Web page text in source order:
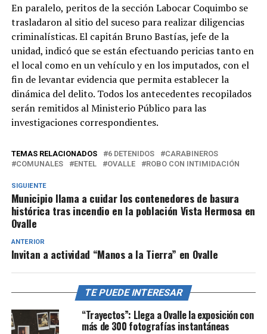
En paralelo, peritos de la sección Labocar Coquimbo se
trasladaron al sitio del suceso para realizar diligencias
criminalísticas. El capitán Bruno Bastías, jefe de la
unidad, indicó que se están efectuando pericias tanto en
el local como en un vehículo y en los imputados, con el
fin de levantar evidencia que permita establecer la
dinámica del delito. Todos los antecedentes recopilados
serán remitidos al Ministerio Público para las
investigaciones correspondientes.
TEMAS RELACIONADOS 6 DETENIDOS
CARABINEROS
COMUNALES
ENTEL OVALLE ROBO CON INTIMIDACIÓN
SIGUIENTE
Municipio llama a cuidar los contenedores de basura
histórica tras incendio en la población Vista Hermosa en
Ovalle
ANTERIOR
Invitan a actividad “Manos a la Tierra” en Ovalle
TE PUEDE INTERESAR
“Trayectos”: Llega a Ovalle la exposición con
más de 300 fotografías instantáneas